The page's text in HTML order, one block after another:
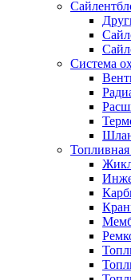
Система
Топливная